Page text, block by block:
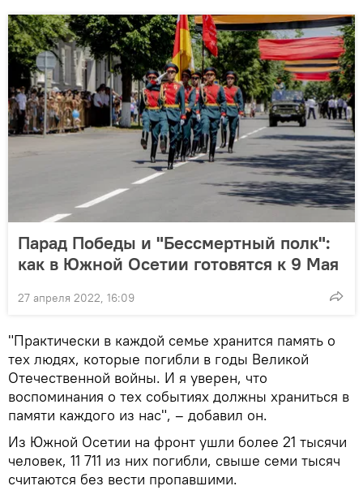
Парад Победы и "Бессмертный полк":
как в Южной Осетии готовятся к 9 Мая
27 апреля 2022, 16:09
"Практически в каждой семье хранится память о
тех людях, которые погибли в годы Великой
Отечественной войны. И я уверен, что
воспоминания о тех событиях должны храниться в
памяти каждого из нас", – добавил он.
Из Южной Осетии на фронт ушли более 21 тысячи
человек, 11 711 из них погибли, свыше семи тысяч
считаются без вести пропавшими.